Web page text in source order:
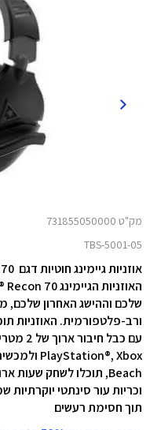
מק"ט 731855050000
TBS-5001-05
אוזניות גיימינג חוטיות דגם
שלכם וההישג האחרון שלכם,
ורב-פלטפורמית. האוזניות
עם
וכריות עור סינתטי
תוך חסימת רעשים